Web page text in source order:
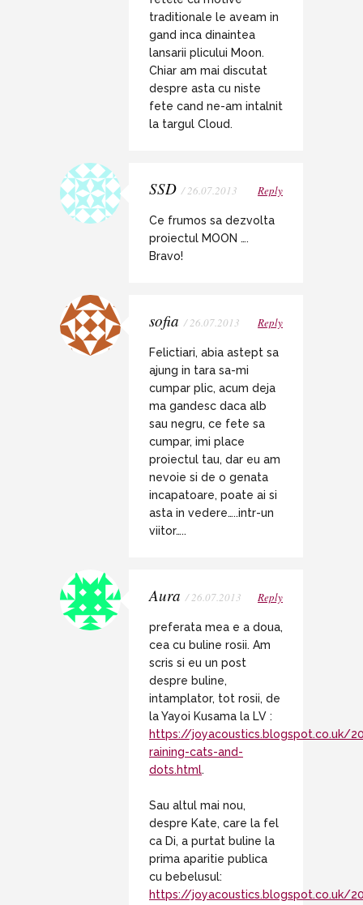
traditionale le aveam in
gand inca dinaintea
lansarii plicului Moon.
Chiar am mai discutat
despre asta cu niste
fete cand ne-am intalnit
la targul Cloud.
SSD / 26.07.2013 Reply
Ce frumos sa dezvolta
proiectul MOON ….
Bravo!
sofia / 26.07.2013 Reply
Felictiari, abia astept sa
ajung in tara sa-mi
cumpar plic, acum deja
ma gandesc daca alb
sau negru, ce fete sa
cumpar, imi place
proiectul tau, dar eu am
nevoie si de o genata
incapatoare, poate ai si
asta in vedere…..intr-un
viitor…..
Aura / 26.07.2013 Reply
preferata mea e a doua,
cea cu buline rosii. Am
scris si eu un post
despre buline,
intamplator, tot rosii, de
la Yayoi Kusama la LV :
https://joyacoustics.blogspot.co.uk/
raining-cats-and-
dots.html.
Sau altul mai nou,
despre Kate, care la fel
ca Di, a purtat buline la
prima aparitie publica
cu bebelusul:
https://joyacoustics.blogspot.co.uk/